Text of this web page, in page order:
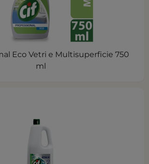
Eco Vetri e Multisuperficie 750
ml